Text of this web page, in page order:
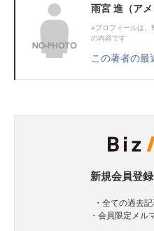
雨宮 進（アメ
※プロフィールは、
の内容です
この著者の最
新規会員登録
・全ての過去
・会員限定メル